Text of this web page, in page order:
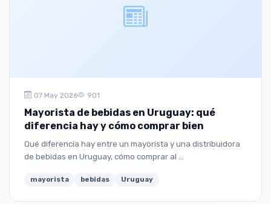
07 May 2026 901
Mayorista de bebidas en Uruguay: qué
diferencia hay y cómo comprar bien
Qué diferencia hay entre un mayorista y una distribuidora
de bebidas en Uruguay, cómo comprar al ...
mayorista bebidas Uruguay